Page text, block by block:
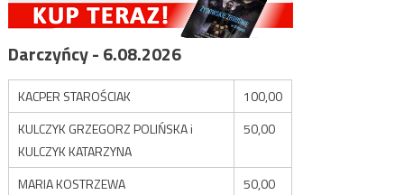
Darczyńcy - 6.08.2026
KACPER STAROŚCIAK
100,00
KULCZYK GRZEGORZ POLIŃSKA i
KULCZYK KATARZYNA
50,00
MARIA KOSTRZEWA
50,00